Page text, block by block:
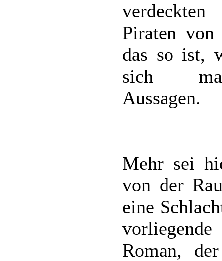
Piraten von
das so ist,
sich
Aussagen.
Mehr sei
von der
eine
Roman,